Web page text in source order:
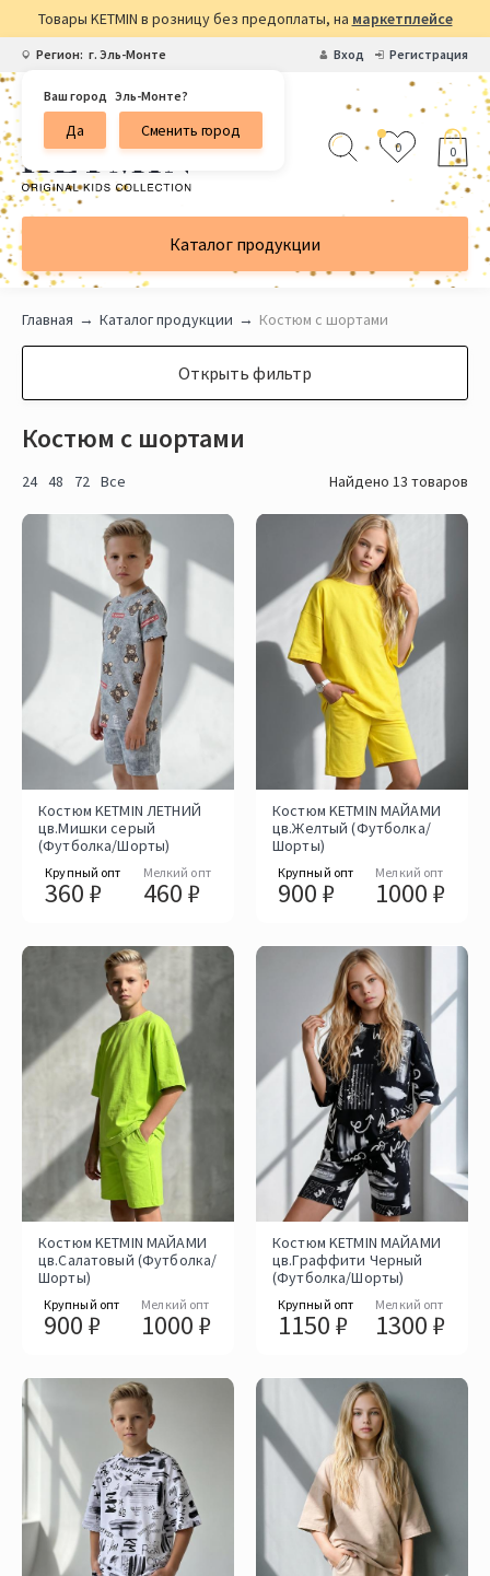
Товары KETMIN в розницу без предоплаты, на маркетплейсе
Регион: г. Эль-Монте
Ваш город Эль-Монте?
Да Сменить город
Вход Регистрация
0 0
Каталог продукции
Главная Каталог продукции Костюм с шортами
Открыть фильтр
Костюм с шортами
24 48 72 Все Найдено 13 товаров
Костюм KETMIN ЛЕТНИЙ
цв.Мишки серый
(Футболка/Шорты)
Крупный опт
360 ₽
Мелкий опт
460 ₽
Костюм KETMIN МАЙАМИ
цв.Желтый (Футболка/
Шорты)
Крупный опт
900 ₽
Мелкий опт
1000 ₽
Костюм KETMIN МАЙАМИ
цв.Салатовый (Футболка/
Шорты)
Крупный опт
900 ₽
Мелкий опт
1000 ₽
Костюм KETMIN МАЙАМИ
цв.Граффити Черный
(Футболка/Шорты)
Крупный опт
1150 ₽
Мелкий опт
1300 ₽